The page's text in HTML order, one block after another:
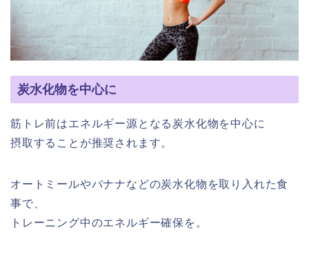
炭水化物を中心に
筋トレ前はエネルギー源となる炭水化物を中心に
摂取することが推奨されます。
オートミールやバナナなどの炭水化物を取り入れた食
事で、
トレーニング中のエネルギー確保を。